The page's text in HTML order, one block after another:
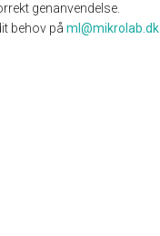
genanvendelse.
behov på ml@mikrolab.dk